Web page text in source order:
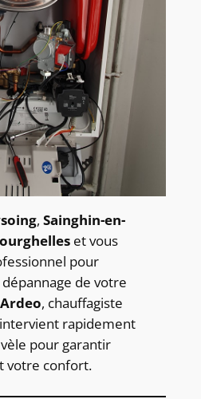
, Sainghin-en-
et vous
pour
de votre
Ardeo, chauffagiste
rapidement
pour garantir
votre confort.